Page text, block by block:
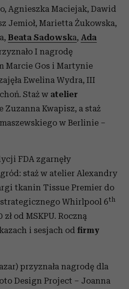
Agnieszka Maciejak, Dawid
Jemioł, Marietta Żukowska,
Beata Sadowska, Ada
I nagrodę
Marcie Gos i Martynie
Ewelina Wydra, III
Staż w atelier
Zuzanna Kwapisz, a staż
w Berlinie –
FDA zgarnęły
staż w atelier Alexandry
tkanin Tissue Premier do
Whirlpool 6th
od MSKPU. Roczną
i sesjach od firmy
przyznała nagrodę dla
Design Project – Joanna